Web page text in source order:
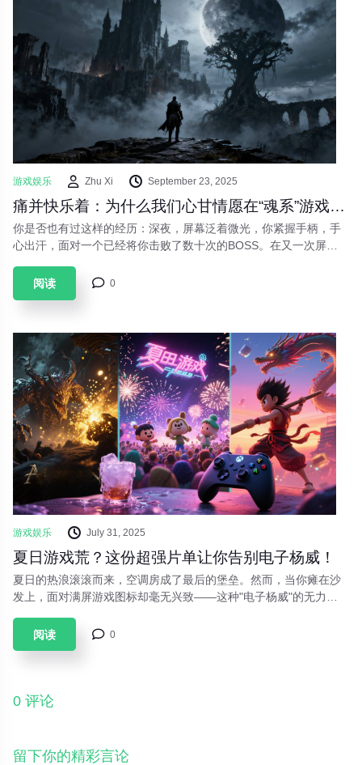
游戏娱乐 Zhu Xi September 23, 2025
痛并快乐着：为什么我们心甘情愿在“魂系”游戏里“受苦”？
你是否也有过这样的经历：深夜，屏幕泛着微光，你紧握手柄，手
心出汗，面对一个已经将你击败了数十次的BOSS。在又一次屏幕
活”键，心中默念：“就最后一次”。这种“受苦”体验，正是近年来风
靡游戏圈的“魂系游戏”（Souls-like）的核心魅力。
阅读 0
游戏娱乐 July 31, 2025
夏日游戏荒？这份超强片单让你告别电子杨威！
夏日的热浪滚滚而来，空调房成了最后的堡垒。然而，当你瘫在沙
发上，面对满屏游戏图标却毫无兴致——这种"电子杨威"的无力
重新点燃你的游戏激情！
阅读 0
0 评论
留下你的精彩言论